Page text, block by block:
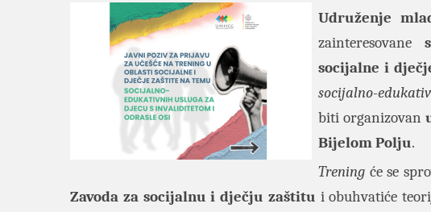
Udruženje
zainteresovane
socijalne i
socijalno-
biti organizovan
Bijelom Polju.
Trening će se
Zavoda za socijalnu i dječju zaštitu i obuhvatiće